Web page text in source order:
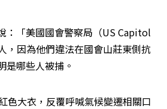
：「美國國會警察局（US Capitol
，因為他們違法在國會山莊東側抗
是哪些人被捕。
色大衣，反覆呼喊氣候變遷相關口